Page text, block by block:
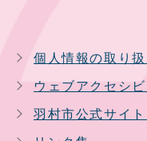
個人情報の取り
ウェブアクセシ
羽村市公式サイ